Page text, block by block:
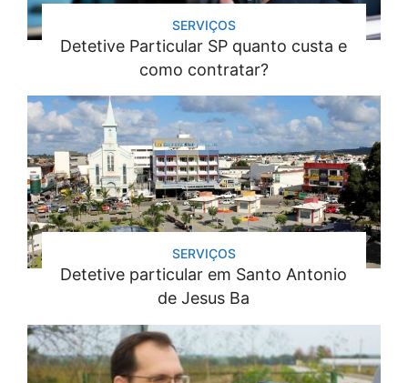
SERVIÇOS
Detetive Particular SP quanto custa e
como contratar?
SERVIÇOS
Detetive particular em Santo Antonio
de Jesus Ba